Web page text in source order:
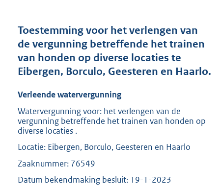
r
o
t
0
9
Toestemming voor het verlengen van
de vergunning betreffende het trainen
van honden op diverse locaties te
Eibergen, Borculo, Geesteren en Haarlo.
Verleende watervergunning
Watervergunning voor: het verlengen van de
vergunning betreffende het trainen van honden op
diverse locaties .
Locatie: Eibergen, Borculo, Geesteren en Haarlo
Zaaknummer: 76549
Datum bekendmaking besluit: 19-1-2023